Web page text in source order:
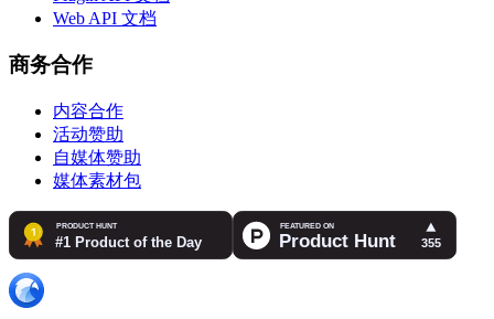
Web API 文档
商务合作
内容合作
活动赞助
自媒体赞助
媒体素材包